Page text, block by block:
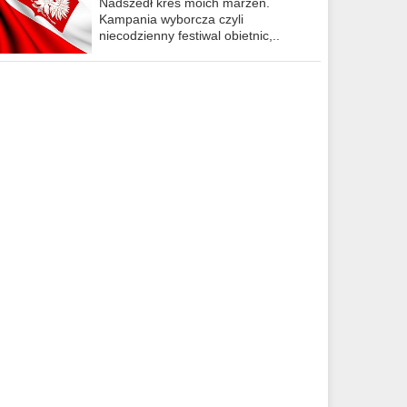
Kampania wyborcza czyli
niecodzienny festiwal obietnic,..